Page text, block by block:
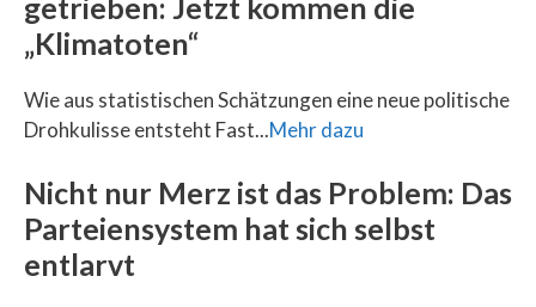
„Klimatoten“
Wie aus statistischen Schätzungen eine neue politische
Drohkulisse entsteht Fast...Mehr dazu
Nicht nur Merz ist das Problem: Das
Parteiensystem hat sich selbst
entlarvt